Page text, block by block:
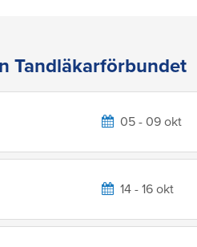
Tandläkarförbundet
05 - 09 okt
14 - 16 okt